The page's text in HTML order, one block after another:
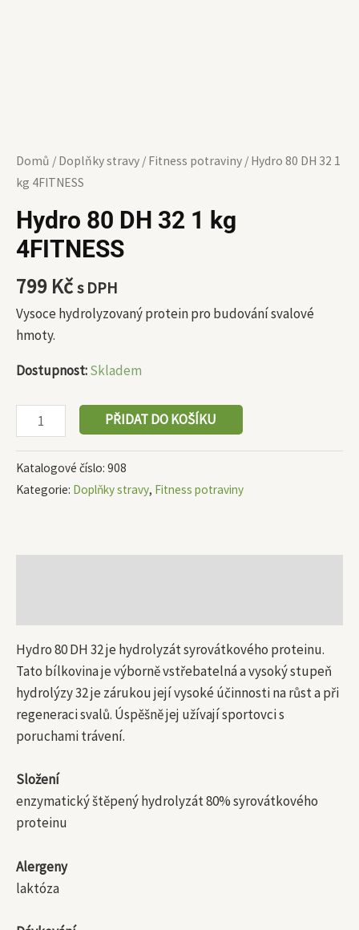
Domů / Doplňky stravy / Fitness potraviny / Hydro 80 DH 32 1
kg 4FITNESS
Hydro 80 DH 32 1 kg
4FITNESS
799 Kčs DPH
Vysoce hydrolyzovaný protein pro budování svalové
hmoty.
Dostupnost:Skladem
PŘIDAT DO KOŠÍKU
Katalogové číslo: 908
Kategorie: Doplňky stravy, Fitness potraviny
Hydro 80 DH 32 je hydrolyzát syrovátkového proteinu.
Tato bílkovina je výborně vstřebatelná a vysoký stupeň
hydrolýzy 32 je zárukou její vysoké účinnosti na růst a při
regeneraci svalů. Úspěšně jej užívají sportovci s
poruchami trávení.
Složení
enzymatický štěpený hydrolyzát 80% syrovátkového
proteinu
Alergeny
laktóza